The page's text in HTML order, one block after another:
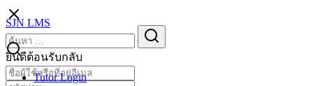
Skip
to
content
SJN LMS
Tutor Login
Search
for:
ยินดีต้อนรับกลับ